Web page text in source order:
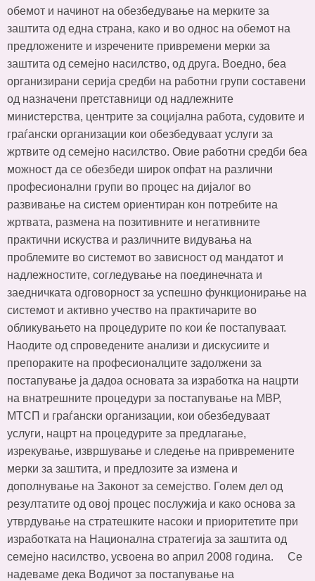
обемот и начинот на обезбедување на мерките за
заштита од една страна, како и во однос на обемот на
предложените и изречените привремени мерки за
заштита од семејно насилство, од друга. Воедно, беа
организирани серија средби на работни групи составени
од назначени претставници од надлежните
министерства, центрите за социјална работа, судовите и
граѓански организации кои обезбедуваат услуги за
жртвите од семејно насилство. Овие работни средби беа
можност да се обезбеди широк опфат на различни
професионални групи во процес на дијалог во
развивање на систем ориентиран кон потребите на
жртвата, размена на позитивните и негативните
практични искуства и различните видувања на
проблемите во системот во зависност од мандатот и
надлежностите, согледување на поединечната и
заедничката одговорност за успешно функционирање на
системот и активно учество на практичарите во
обликувањето на процедурите по кои ќе постапуваат.
Наодите од спроведените анализи и дискусиите и
препораките на професионалците задолжени за
постапување ја дадоа основата за изработка на нацрти
на внатрешните процедури за постапување на МВР,
МТСП и граѓански организации, кои обезбедуваат
услуги, нацрт на процедурите за предлагање,
изрекување, извршување и следење на привремените
мерки за заштита, и предлозите за измена и
дополнување на Законот за семејство. Голем дел од
резултатите од овој процес послужија и како основа за
утврдување на стратешките насоки и приоритетите при
изработката на Национална стратегија за заштита од
семејно насилство, усвоена во април 2008 година. Се
надеваме дека Водичот за постапување на